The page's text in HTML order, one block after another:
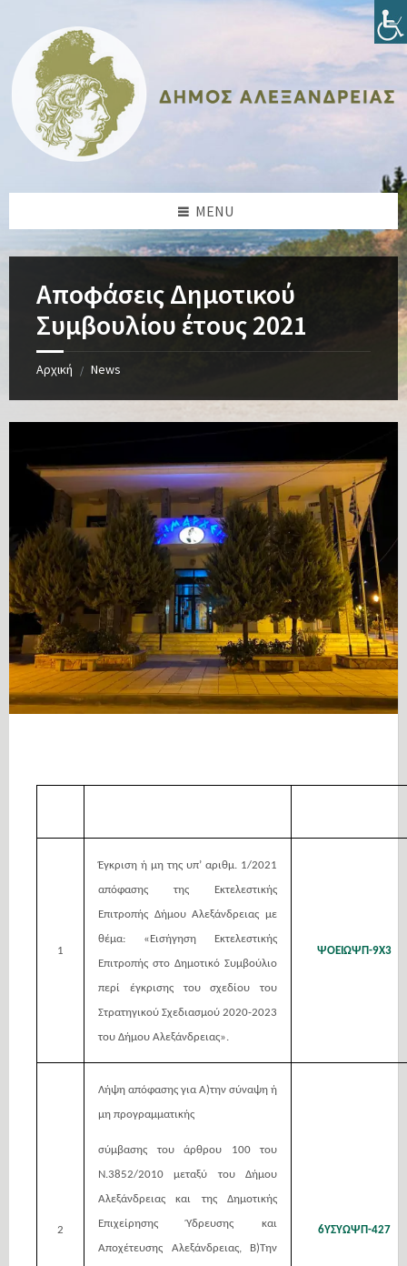
content
sidebar
sidebar
footer
MENU
Αποφάσεις Δημοτικού
Συμβουλίου έτους 2021
Αρχική / News
1
Έγκριση ή μη της υπ’ αριθμ. 1/2021
απόφασης της Εκτελεστικής
Επιτροπής Δήμου Αλεξάνδρειας με
θέμα: «Εισήγηση Εκτελεστικής
Επιτροπής στο Δημοτικό Συμβούλιο
περί έγκρισης του σχεδίου του
Στρατηγικού Σχεδιασμού 2020-2023
του Δήμου Αλεξάνδρειας».
ΨΟΕΙΩΨΠ-9Χ3
2
Λήψη απόφασης για Α)την σύναψη ή
μη προγραμματικής
σύμβασης του άρθρου 100 του
Ν.3852/2010 μεταξύ του Δήμου
Αλεξάνδρειας και της Δημοτικής
Επιχείρησης Ύδρευσης και
Αποχέτευσης Αλεξάνδρειας, Β)Την
6ΥΣΥΩΨΠ-427